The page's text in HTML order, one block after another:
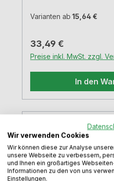
Varianten ab 15,64 €
Regulärer Preis:
33,49 €
Preise inkl. MwSt. zzgl.
In den
Wir verwenden Cookies
Wir können diese zur Analyse
unsere Webseite zu verbessern,
und Ihnen ein großartiges
Informationen zu den von uns
Einstellungen.